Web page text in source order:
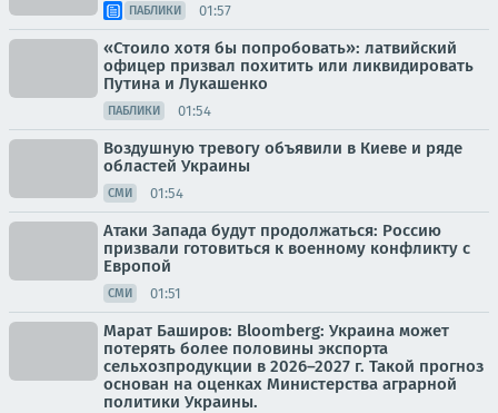
ПАБЛИКИ 01:57
«Стоило хотя бы попробовать»: латвийский
офицер призвал похитить или ликвидировать
Путина и Лукашенко
ПАБЛИКИ 01:54
Воздушную тревогу объявили в Киеве и ряде
областей Украины
СМИ 01:54
Атаки Запада будут продолжаться: Россию
призвали готовиться к военному конфликту с
Европой
СМИ 01:51
Марат Баширов: Bloomberg: Украина может
потерять более половины экспорта
сельхозпродукции в 2026–2027 г. Такой прогноз
основан на оценках Министерства аграрной
политики Украины.